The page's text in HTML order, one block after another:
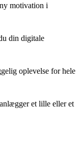
motivation i
din digitale
oplevelse for hele
et lille eller et